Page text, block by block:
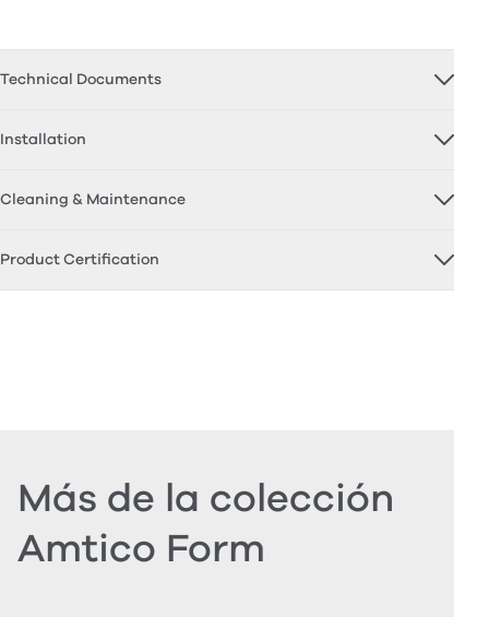
Technical Documents
Installation
Cleaning & Maintenance
Product Certification
Más de la colección
Amtico Form